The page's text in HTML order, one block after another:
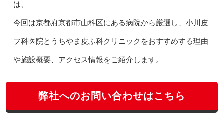
は、
今回は京都府京都市山科区にある病院から厳選し、小川皮
フ科医院とうちやま皮ふ科クリニックをおすすめする理由
や施設概要、アクセス情報をご紹介します。
弊社へのお問い合わせはこちら